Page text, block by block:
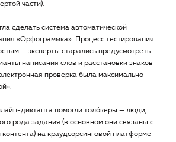
части).
сделать система автоматической
«Орфограммка». Процесс тестирования
— эксперты старались предусмотреть
написания слов и расстановки знаков
проверка была максимально
диктанта помогли толóкеры — люди,
рода задания (в основном они связаны с
на краудсорсинговой платформе